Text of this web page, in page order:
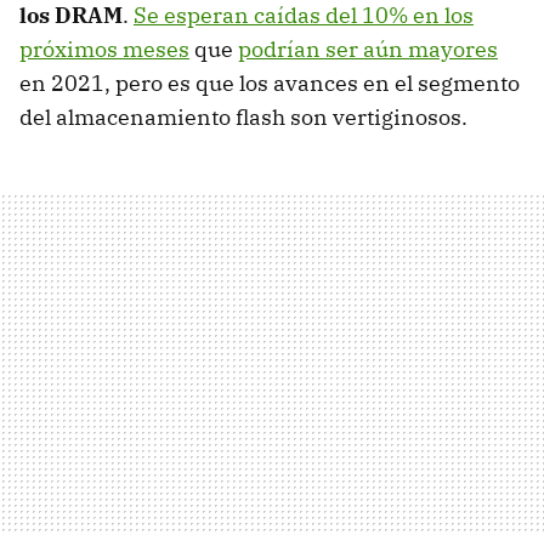
los DRAM. Se esperan caídas del 10% en los
próximos meses que podrían ser aún mayores
en 2021, pero es que los avances en el segmento
del almacenamiento flash son vertiginosos.